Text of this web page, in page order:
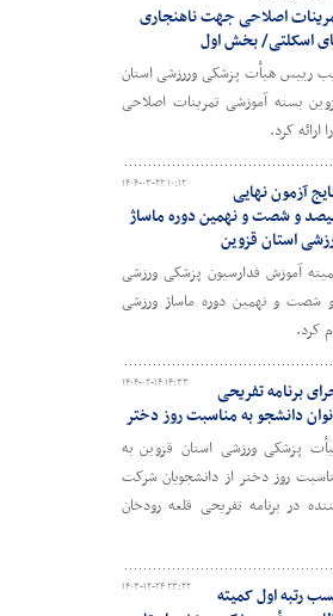
اصلاحی جهت ناهنجاری
اسکلتی/ بخش اول
رییس هیأت پزشکی وررزشی استان
بسته آموزشی تمرینات اصلاحی
ارائه کرد.
۱۴۰۴-۰۳-۲۲ ۱۰:۱۲
آزمون نهایی
و شصت و نهمین دوره ماساژ
استان قزوین
آموزش فدارسیون پزشکی ورزشی
شصت و نهمین دوره ماساژ ورزشی
کرد.
۱۴۰۴-۰۲-۱۴ ۱۴:۳۳
برنامه تفریحی
دانشجو به مناسبت روز دختر
پزشکی ورزشی استان قزوین به
روز دختر از دانشجویان شرکت
در برنامه تفریحی قلعه رودخان
۱۴۰۳-۱۲-۲۴ ۲۳:۲۲
رتبه اول کمیته